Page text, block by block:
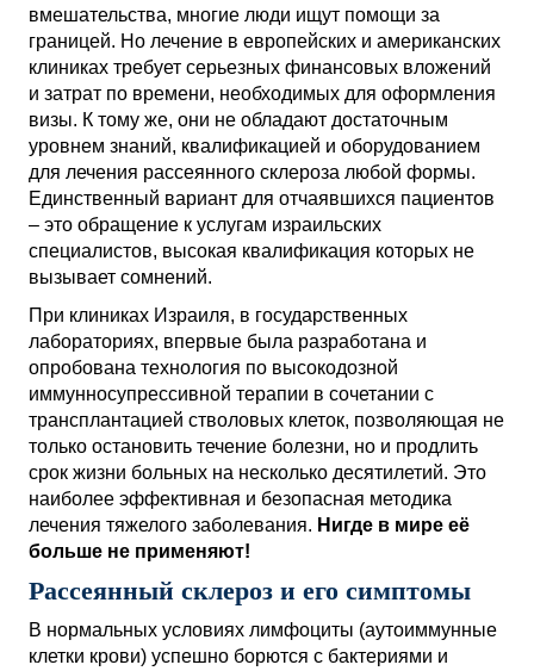
вмешательства, многие люди ищут помощи за
границей. Но лечение в европейских и американских
клиниках требует серьезных финансовых вложений
и затрат по времени, необходимых для оформления
визы. К тому же, они не обладают достаточным
уровнем знаний, квалификацией и оборудованием
для лечения рассеянного склероза любой формы.
Единственный вариант для отчаявшихся пациентов
– это обращение к услугам израильских
специалистов, высокая квалификация которых не
вызывает сомнений.
При клиниках Израиля, в государственных
лабораториях, впервые была разработана и
опробована технология по высокодозной
иммунносупрессивной терапии в сочетании с
трансплантацией стволовых клеток, позволяющая не
только остановить течение болезни, но и продлить
срок жизни больных на несколько десятилетий. Это
наиболее эффективная и безопасная методика
лечения тяжелого заболевания. Нигде в мире её
больше не применяют!
Рассеянный склероз и его симптомы
В нормальных условиях лимфоциты (аутоиммунные
клетки крови) успешно борются с бактериями и